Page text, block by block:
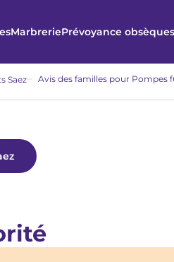
MarbreriePrévoyance obsèques
Saez Avis des familles pour Pompes